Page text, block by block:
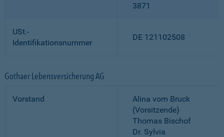
3871
USt.-
Identifikationsnummer
DE 121102508
Gothaer Lebensversicherung AG
Vorstand
Alina vom Bruck
(Vorsitzende)
Thomas Bischof
Dr. Sylvia